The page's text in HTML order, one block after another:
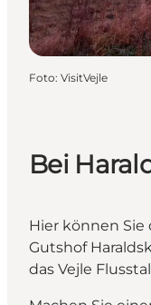
Foto: VisitVejle
Bei
Hier können Sie
Gutshof
das Vejle